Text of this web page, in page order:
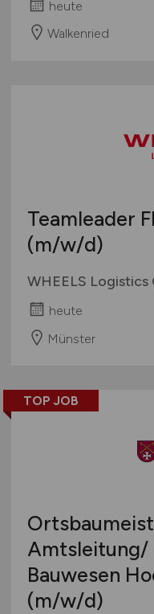
heute
Walkenried
Teamleader
(m/w/d)
WHEELS Logistics
heute
Münster
TOP JOB
Amtsleitung/
Bauwesen
(m/w/d)